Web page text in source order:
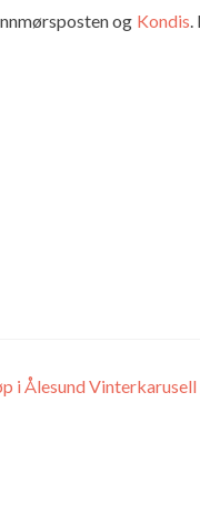
og Kondis.
i Ålesund